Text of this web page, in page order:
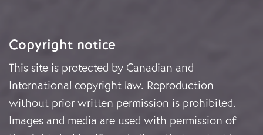
Copyright notice
This site is protected by Canadian and
International copyright law. Reproduction
without prior written permission is prohibited.
Images and media are used with permission of